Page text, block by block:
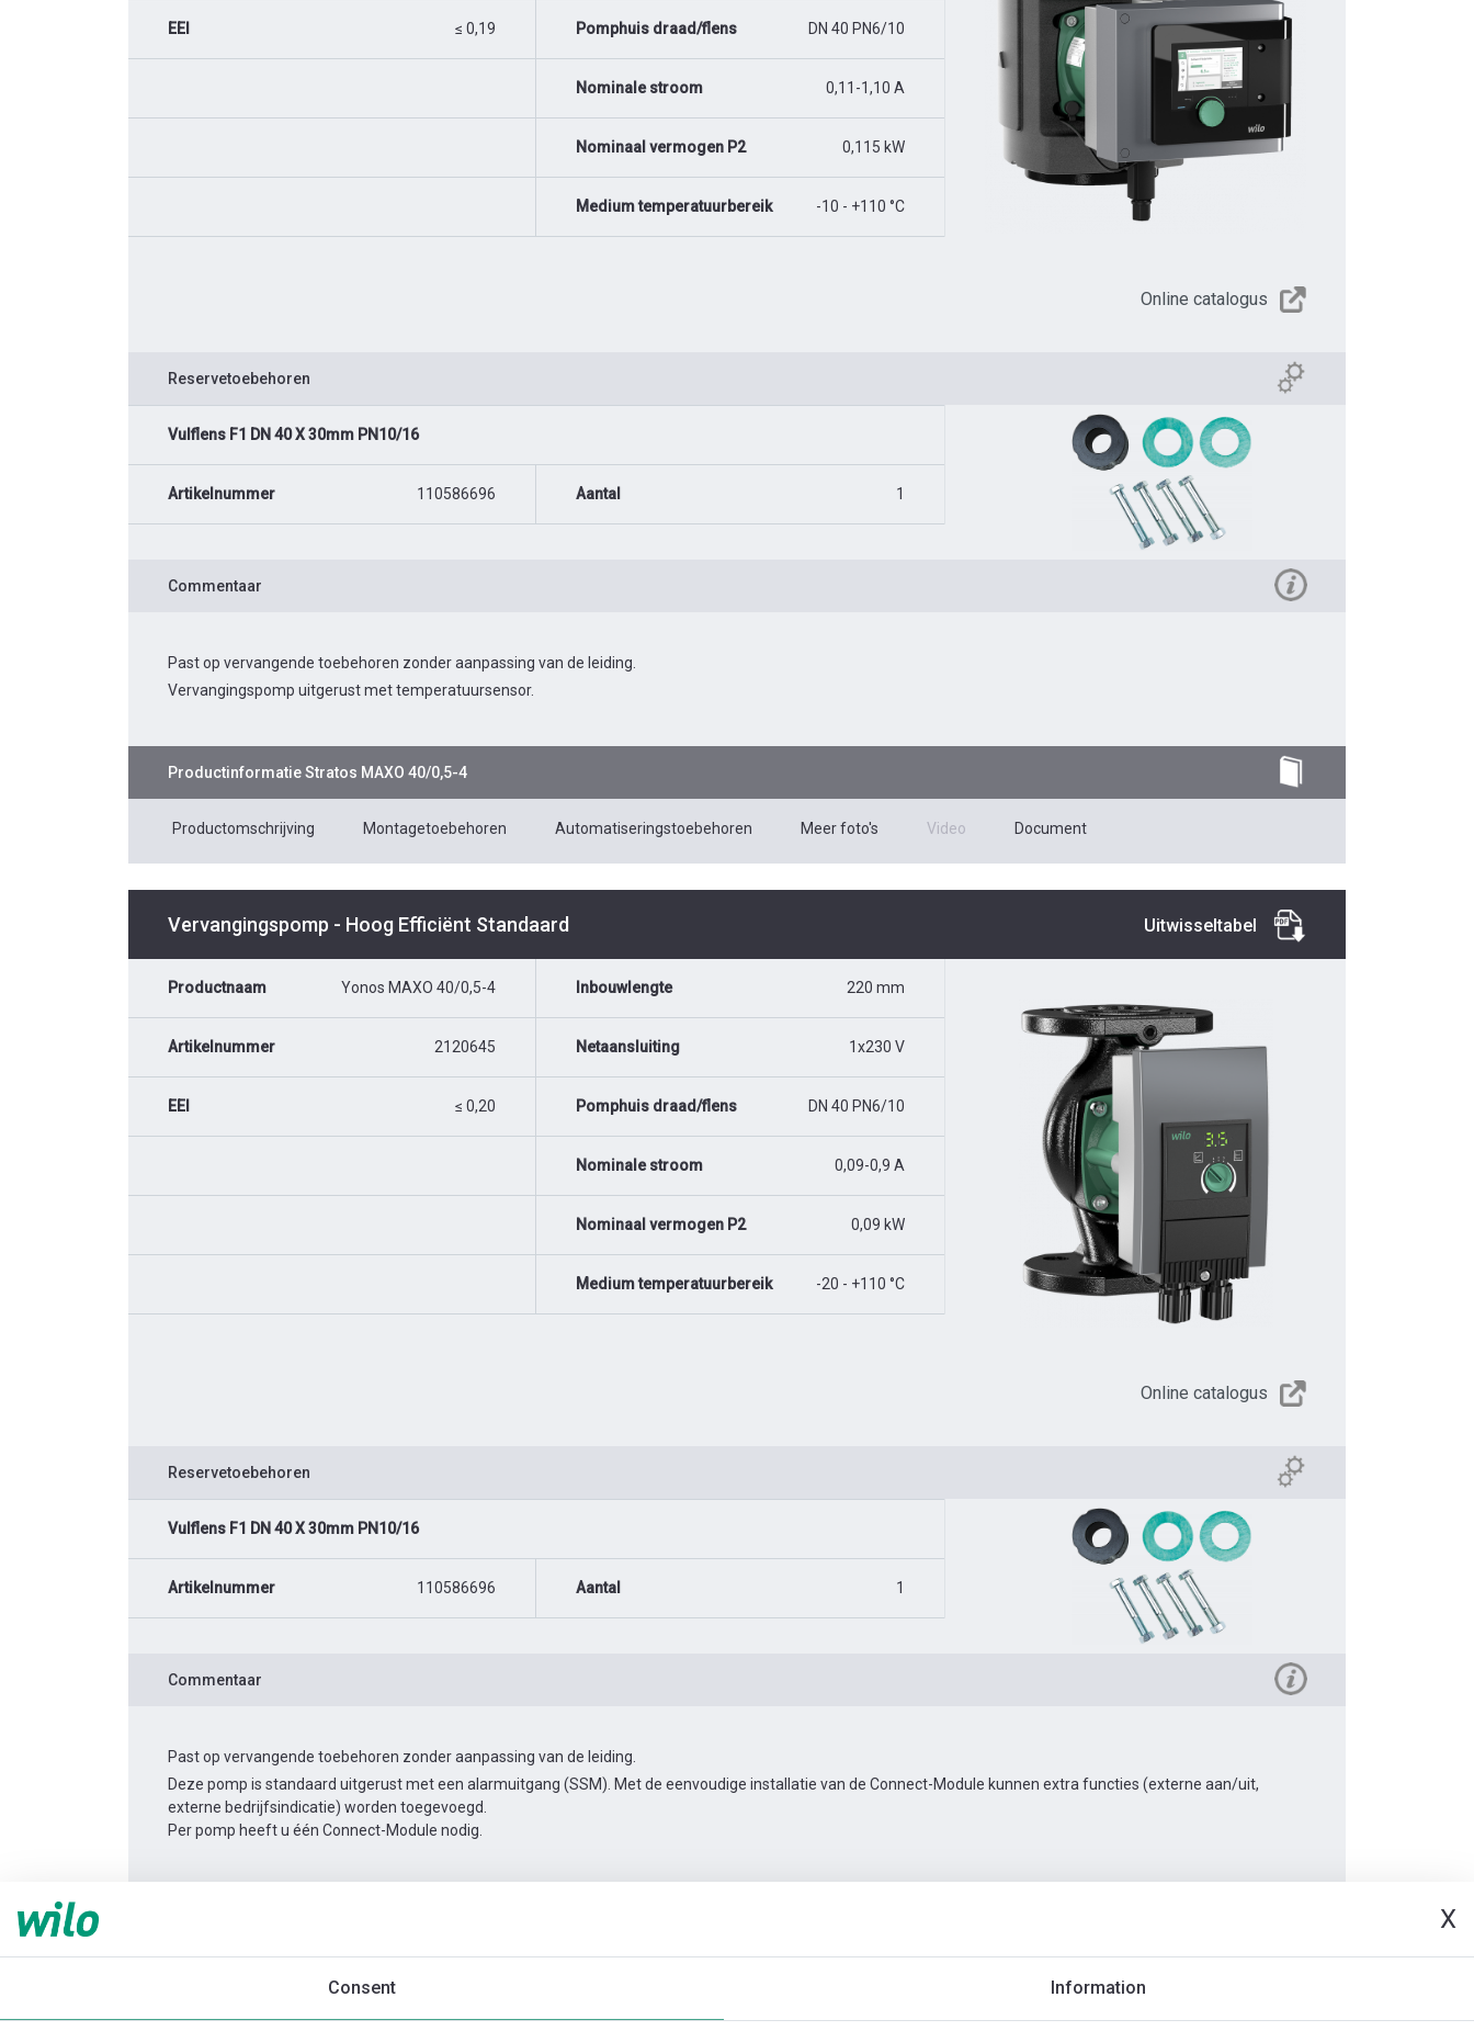
X
Consent Information
EEI ≤ 0,19 Pomphuis draad/flens DN 40 PN6/10
Nominale stroom 0,11-1,10 A
Nominaal vermogen P2 0,115 kW
Medium temperatuurbereik -10 - +110 °C
Online catalogus
Reservetoebehoren
Vulflens F1 DN 40 X 30mm PN10/16
Artikelnummer 110586696 Aantal 1
Commentaar
Past op vervangende toebehoren zonder aanpassing van de leiding.
Vervangingspomp uitgerust met temperatuursensor.
ProductinformatieStratos MAXO 40/0,5-4
Productomschrijving Montagetoebehoren Automatiseringstoebehoren Meer foto's Video Document
Vervangingspomp - Hoog Efficiënt Standaard Uitwisseltabel
Productnaam Yonos MAXO 40/0,5-4
Artikelnummer 2120645
EEI ≤ 0,20
Inbouwlengte 220 mm
Netaansluiting 1x230 V
Pomphuis draad/flens DN 40 PN6/10
Nominale stroom 0,09-0,9 A
Nominaal vermogen P2 0,09 kW
Medium temperatuurbereik -20 - +110 °C
Online catalogus
Reservetoebehoren
Vulflens F1 DN 40 X 30mm PN10/16
Artikelnummer 110586696 Aantal 1
Commentaar
Past op vervangende toebehoren zonder aanpassing van de leiding.
Deze pomp is standaard uitgerust met een alarmuitgang (SSM). Met de eenvoudige installatie van de Connect-Module kunnen extra functies (externe aan/uit,
externe bedrijfsindicatie) worden toegevoegd.
Per pomp heeft u één Connect-Module nodig.